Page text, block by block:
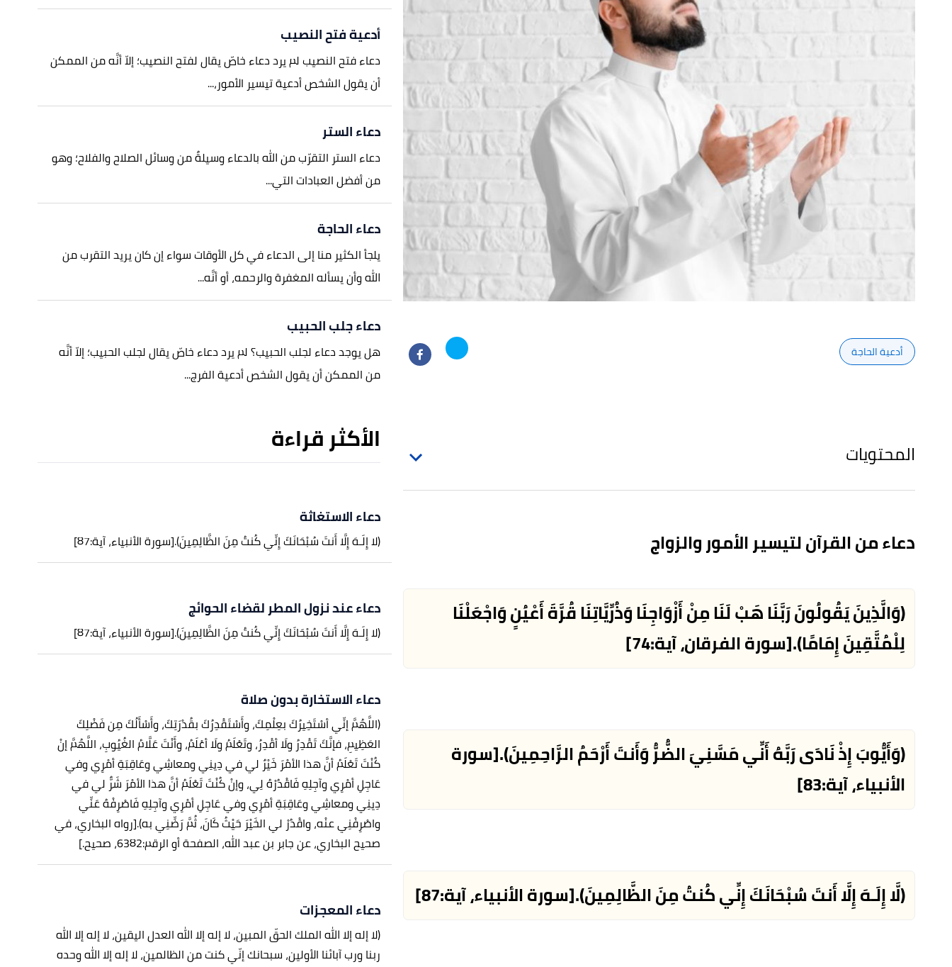
أدعية الحاجة
المحتويات
دعاء من القرآن لتيسير الأمور والزواج
(وَالَّذِينَ يَقُولُونَ رَبَّنَا هَبْ لَنَا مِنْ أَزْوَاجِنَا وَذُرِّيَّاتِنَا قُرَّةَ أَعْيُنٍ وَاجْعَلْنَا
لِلْمُتَّقِينَ إِمَامًا).[سورة الفرقان، آية:74]
(وَأَيُّوبَ إِذْ نَادَى رَبَّهُ أَنِّي مَسَّنِيَ الضُّرُّ وَأَنتَ أَرْحَمُ الرَّاحِمِينَ).[سورة
الأنبياء، آية:83]
(لَّا إِلَـهَ إِلَّا أَنتَ سُبْحَانَكَ إِنِّي كُنتُ مِنَ الظَّالِمِينَ).[سورة الأنبياء، آية:87]
أدعية فتح النصيب
دعاء فتح النصيب لم يرد دعاء خاصّ يقال لفتح النصيب؛ إلاّ أنَّه من الممكن
أن يقول الشخص أدعية تيسير الأمور،...
دعاء الستر
دعاء الستر التقرّب من الله بالدعاء وسيلةٌ من وسائل الصلاح والفلاح؛ وهو
من أفضل العبادات التي...
دعاء الحاجة
يلجأ الكثير منا إلى الدعاء في كل الأوقات سواء إن كان يريد التقرب من
الله وأن يسأله المغفرة والرحمه، أو أنَّه...
دعاء جلب الحبيب
هل يوجد دعاء لجلب الحبيب؟ لم يرد دعاء خاصّ يقال لجلب الحبيب؛ إلاّ أنَّه
من الممكن أن يقول الشخص أدعية الفرج...
الأكثر قراءة
دعاء الاستغاثة
(لا إِلَـهَ إِلَّا أَنتَ سُبْحَانَكَ إِنِّي كُنتُ مِنَ الظَّالِمِينَ).[سورة الأنبياء، آية:87]
دعاء عند نزول المطر لقضاء الحوائج
(لا إِلَـهَ إِلَّا أَنتَ سُبْحَانَكَ إِنِّي كُنتُ مِنَ الظَّالِمِينَ).[سورة الأنبياء، آية:87]
دعاء الاستخارة بدون صلاة
(اللَّهُمَّ إنِّي أسْتَخِيرُكَ بعِلْمِكَ، وأَسْتَقْدِرُكَ بقُدْرَتِكَ، وأَسْأَلُكَ مِن فَضْلِكَ
العَظِيمِ، فإنَّكَ تَقْدِرُ ولَا أقْدِرُ، وتَعْلَمُ ولَا أعْلَمُ، وأَنْتَ عَلَّامُ الغُيُوبِ، اللَّهُمَّ إنْ
كُنْتَ تَعْلَمُ أنَّ هذا الأمْرَ خَيْرٌ لي في دِينِي ومعاشِي وعَاقِبَةِ أمْرِي وفي
عَاجِلِ أمْرِي وآجِلِهِ فَاقْدُرْهُ لِي، وإنْ كُنْتَ تَعْلَمُ أنَّ هذا الأمْرَ شَرٌّ لي في
دِينِي ومعاشِي وعَاقِبَةِ أمْرِي وفي عَاجِلِ أمْرِي وآجِلِهِ فَاصْرِفْهُ عَنِّي
واصْرِفْنِي عنْه، واقْدُرْ لي الخَيْرَ حَيْثُ كَانَ، ثُمَّ رَضِّنِي به).[رواه البخاري، في
صحيح البخاري، عن جابر بن عبد الله، الصفحة أو الرقم:6382، صحيح.]
دعاء المعجزات
(لا إله إلا الله الملك الحقّ المبين، لا إله إلا الله العدل اليقين، لا إله إلا الله
ربنا ورب آبائنا الأولين، سبحانك إنّي كنت من الظالمين، لا إله إلا الله وحده